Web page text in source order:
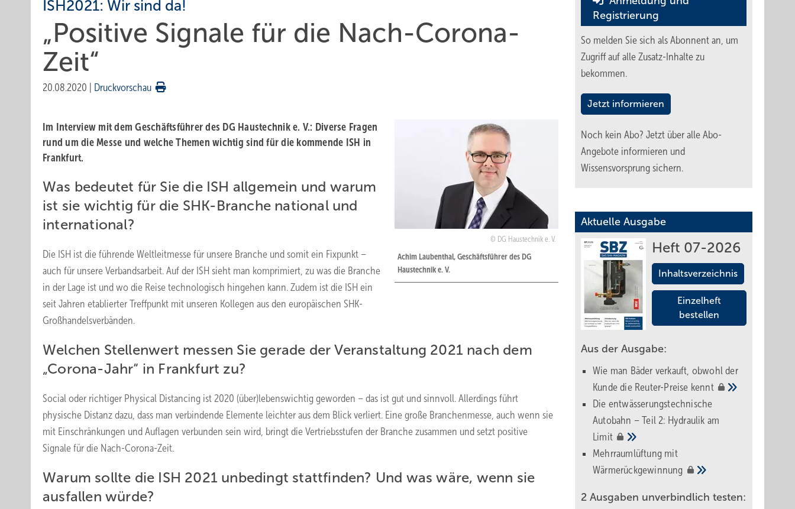
ISH2021: Wir sind da!
„Positive Signale für die Nach-Corona-
Zeit“
20.08.2020 Druckvorschau
DG Haustechnik e. V.
Achim Laubenthal, Geschäftsführer des DG
Haustechnik e. V.
Im Interview mit dem Geschäftsführer des DG Haustechnik e. V.: Diverse Fragen
rund um die Messe und welche Themen wichtig sind für die kommende ISH in
Frankfurt.
Was bedeutet für Sie die ISH allgemein und warum
ist sie wichtig für die SHK-Branche national und
international?
Die ISH ist die führende Weltleitmesse für unsere Branche und somit ein Fixpunkt –
auch für unsere Verbandsarbeit. Auf der ISH sieht man komprimiert, zu was die Branche
in der Lage ist und wo die Reise technologisch hingehen kann. Zudem ist die ISH ein
seit Jahren etablierter Treffpunkt mit unseren Kollegen aus den europäischen SHK-
Großhandelsverbänden.
Welchen Stellenwert messen Sie gerade der Veranstaltung 2021 nach dem
„Corona-Jahr“ in Frankfurt zu?
Social oder richtiger Physical Distancing ist 2020 (über)lebenswichtig geworden – das ist gut und sinnvoll. Allerdings führt
physische Distanz dazu, dass man verbindende Elemente leichter aus dem Blick verliert. Eine große Branchenmesse, auch wenn sie
mit Einschränkungen und Auflagen verbunden sein wird, bringt die Vertriebsstufen der Branche zusammen und setzt positive
Signale für die Nach-Corona-Zeit.
Warum sollte die ISH 2021 unbedingt stattfinden? Und was wäre, wenn sie
ausfallen würde?
Registrierung
So melden Sie sich als Abonnent an, um
Zugriff auf alle Zusatz-Inhalte zu
bekommen.
Jetzt informieren
Noch kein Abo? Jetzt über alle Abo-
Angebote informieren und
Wissensvorsprung sichern.
Aktuelle Ausgabe
Heft 07-2026
Inhaltsverzeichnis
Einzelheft
bestellen
Aus der Ausgabe:
Wie man Bäder verkauft, obwohl der
Kunde die Reuter-Preise kennt
Die entwässerungstechnische
Autobahn – Teil 2: Hydraulik am
Limit
Mehrraumlüftung mit
Wärmerückgewinnung
2 Ausgaben unverbindlich testen: